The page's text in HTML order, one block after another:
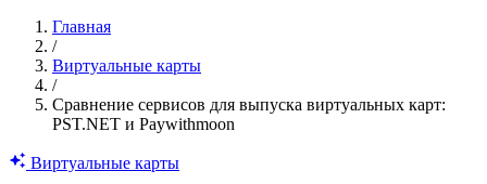
Главная
/
Виртуальные карты
/
Сравнение сервисов для выпуска виртуальных карт:
PST.NET и Paywithmoon
Виртуальные карты